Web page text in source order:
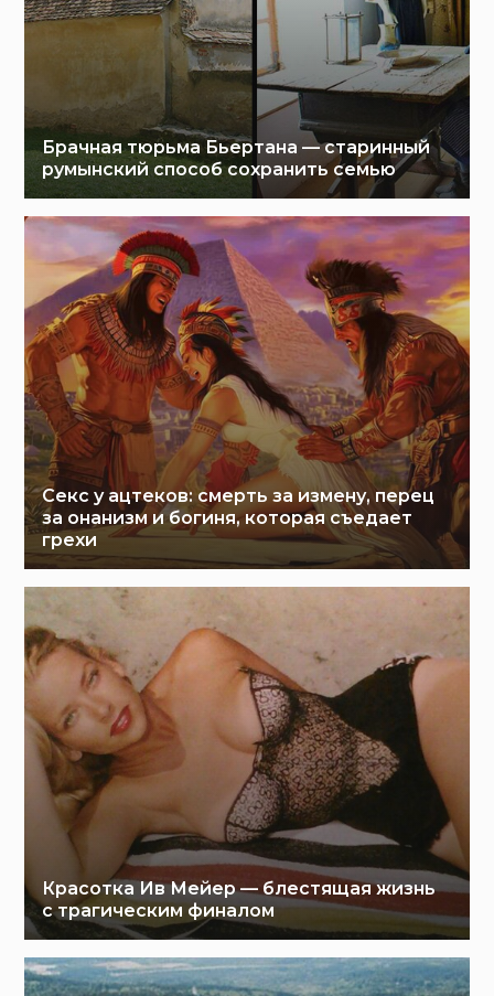
Брачная тюрьма Бьертана — старинный
румынский способ сохранить семью
Секс у ацтеков: смерть за измену, перец
за онанизм и богиня, которая съедает
грехи
Красотка Ив Мейер — блестящая жизнь
с трагическим финалом